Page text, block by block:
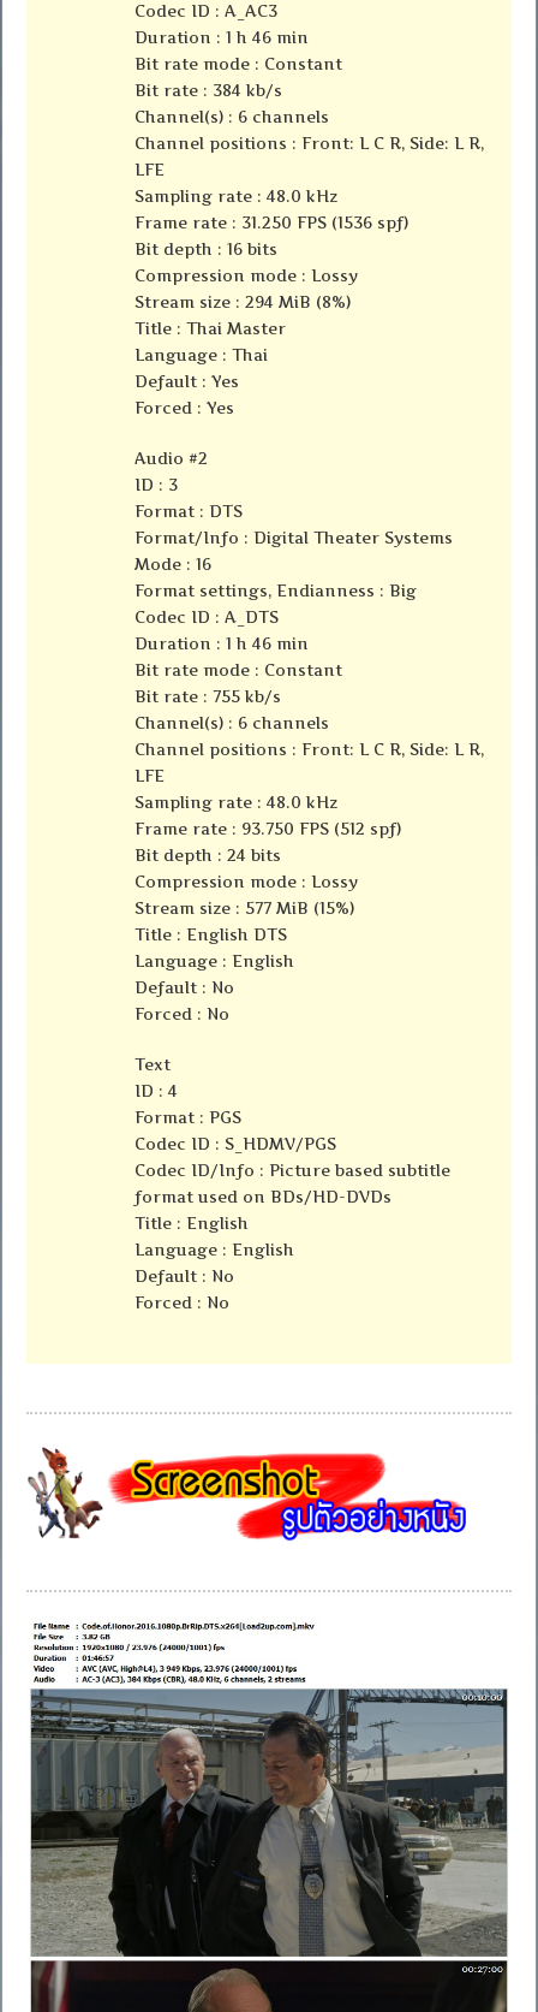
Codec ID : A_AC3
Duration : 1 h 46 min
Bit rate mode : Constant
Bit rate : 384 kb/s
Channel(s) : 6 channels
Channel positions : Front: L C R, Side: L R,
LFE
Sampling rate : 48.0 kHz
Frame rate : 31.250 FPS (1536 spf)
Bit depth : 16 bits
Compression mode : Lossy
Stream size : 294 MiB (8%)
Title : Thai Master
Language : Thai
Default : Yes
Forced : Yes
Audio #2
ID : 3
Format : DTS
Format/Info : Digital Theater Systems
Mode : 16
Format settings, Endianness : Big
Codec ID : A_DTS
Duration : 1 h 46 min
Bit rate mode : Constant
Bit rate : 755 kb/s
Channel(s) : 6 channels
Channel positions : Front: L C R, Side: L R,
LFE
Sampling rate : 48.0 kHz
Frame rate : 93.750 FPS (512 spf)
Bit depth : 24 bits
Compression mode : Lossy
Stream size : 577 MiB (15%)
Title : English DTS
Language : English
Default : No
Forced : No
Text
ID : 4
Format : PGS
Codec ID : S_HDMV/PGS
Codec ID/Info : Picture based subtitle
format used on BDs/HD-DVDs
Title : English
Language : English
Default : No
Forced : No